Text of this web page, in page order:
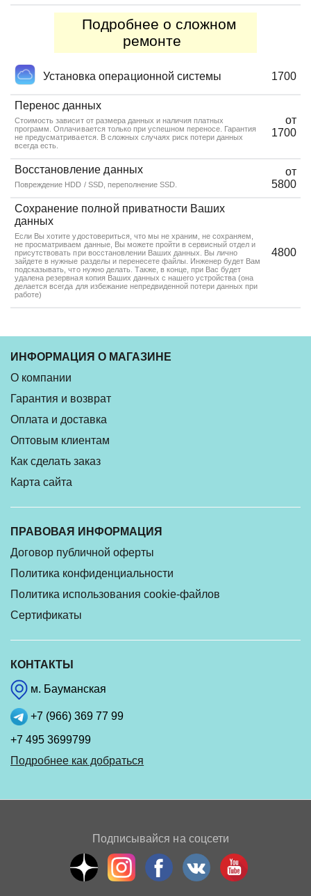
Подробнее о сложном
ремонте
Установка операционной системы 1700
Перенос данных
Стоимость зависит от размера данных и наличия платных
программ. Оплачивается только при успешном переносе. Гарантия
не предусматривается. В сложных случаях риск потери данных
всегда есть.
от
1700
Восстановление данных
Повреждение HDD / SSD, переполнение SSD.
от
5800
Сохранение полной приватности Ваших
данных
Если Вы хотите удостовериться, что мы не храним, не сохраняем,
не просматриваем данные, Вы можете пройти в сервисный отдел и
присутствовать при восстановлении Ваших данных. Вы лично
зайдете в нужные разделы и перенесете файлы. Инженер будет Вам
подсказывать, что нужно делать. Также, в конце, при Вас будет
удалена резервная копия Ваших данных с нашего устройства (она
делается всегда для избежание непредвиденной потери данных при
работе)
4800
ИНФОРМАЦИЯ О МАГАЗИНЕ
О компании
Гарантия и возврат
Оплата и доставка
Оптовым клиентам
Как сделать заказ
Карта сайта
ПРАВОВАЯ ИНФОРМАЦИЯ
Договор публичной оферты
Политика конфиденциальности
Политика использования cookie-файлов
Сертификаты
КОНТАКТЫ
м. Бауманская
+7 (966) 369 77 99
+7 495 3699799
Подробнее как добраться
Подписывайся на соцсети